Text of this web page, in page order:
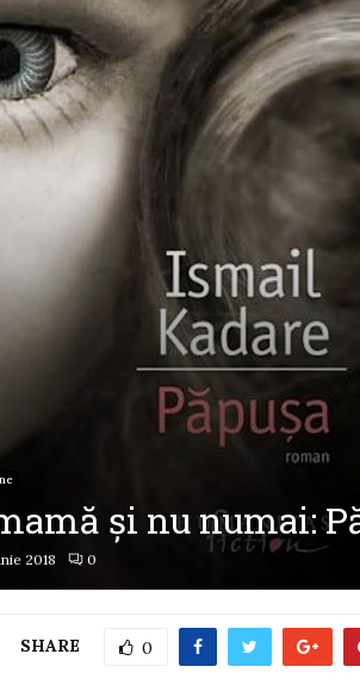
și nu numai:
2018 0
SHARE 0